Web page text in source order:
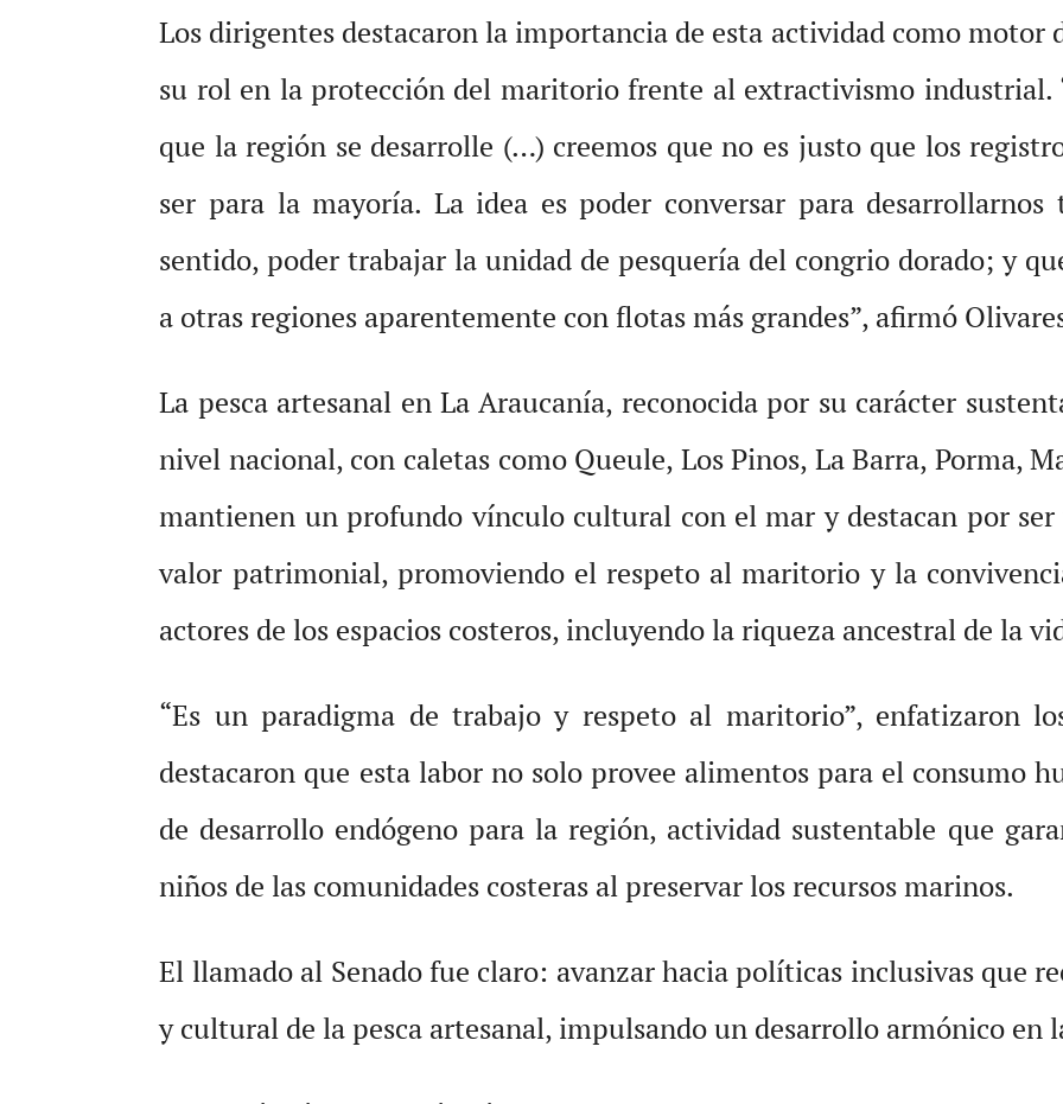
Los dirigentes destacaron la importancia de esta actividad como motor
su rol en la protección del maritorio frente al extractivismo industrial.
que la región se desarrolle (…) creemos que no es justo que los
ser para la mayoría. La idea es poder conversar para desarrollarnos
sentido, poder trabajar la unidad de pesquería del congrio dorado; y
a otras regiones aparentemente con flotas más grandes”, afirmó
La pesca artesanal en La Araucanía, reconocida por su carácter
nivel nacional, con caletas como Queule, Los Pinos, La Barra, Porma,
mantienen un profundo vínculo cultural con el mar y destacan por
valor patrimonial, promoviendo el respeto al maritorio y la
actores de los espacios costeros, incluyendo la riqueza ancestral de la
“Es un paradigma de trabajo y respeto al maritorio”, enfatizaron
destacaron que esta labor no solo provee alimentos para el consumo
de desarrollo endógeno para la región, actividad sustentable que
niños de las comunidades costeras al preservar los recursos marinos.
El llamado al Senado fue claro: avanzar hacia políticas inclusivas que
y cultural de la pesca artesanal, impulsando un desarrollo armónico en